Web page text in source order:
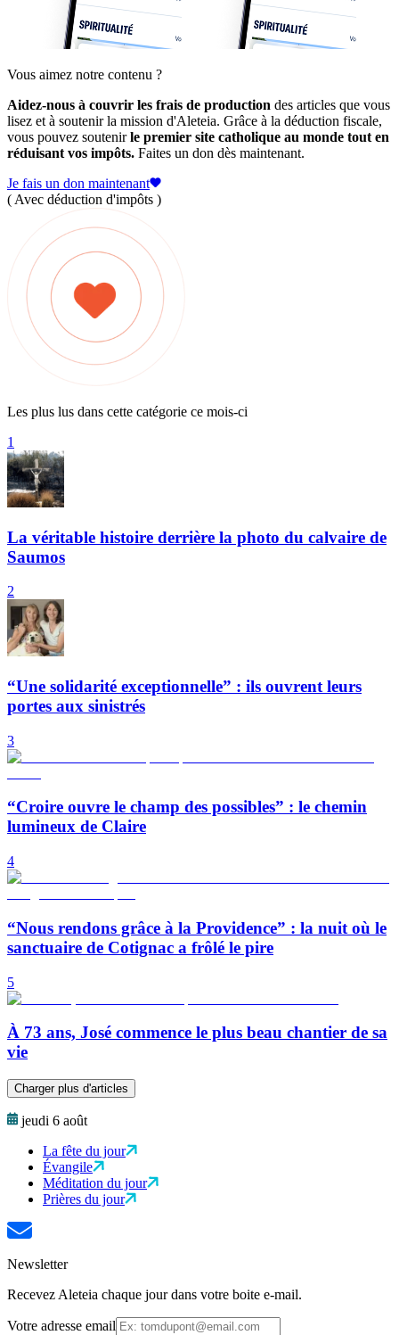
Vous aimez notre contenu ?
Aidez-nous à couvrir les frais de production des articles que vous
lisez et à soutenir la mission d'Aleteia. Grâce à la déduction fiscale,
vous pouvez soutenirle premier site catholique au monde tout en
réduisant vos impôts. Faites un don dès maintenant.
Je fais un don maintenant
( Avec déduction d'impôts )
Les plus lus dans cette catégorie ce mois-ci
1
La véritable histoire derrière la photo du calvaire de
Saumos
2
“Une solidarité exceptionnelle” : ils ouvrent leurs
portes aux sinistrés
3
“Croire ouvre le champ des possibles” : le chemin
lumineux de Claire
4
“Nous rendons grâce à la Providence” : la nuit où le
sanctuaire de Cotignac a frôlé le pire
5
À 73 ans, José commence le plus beau chantier de sa
vie
Charger plus d'articles
jeudi 6 août
La fête du jour
Évangile
Méditation du jour
Prières du jour
Newsletter
Recevez Aleteia chaque jour dans votre boite e-mail.
Votre adresse email